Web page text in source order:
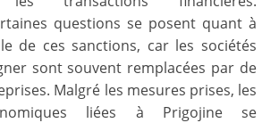
questions se posent quant à
de ces sanctions, car les sociétés
sont souvent remplacées par de
Malgré les mesures prises, les
liées à Prigojine se